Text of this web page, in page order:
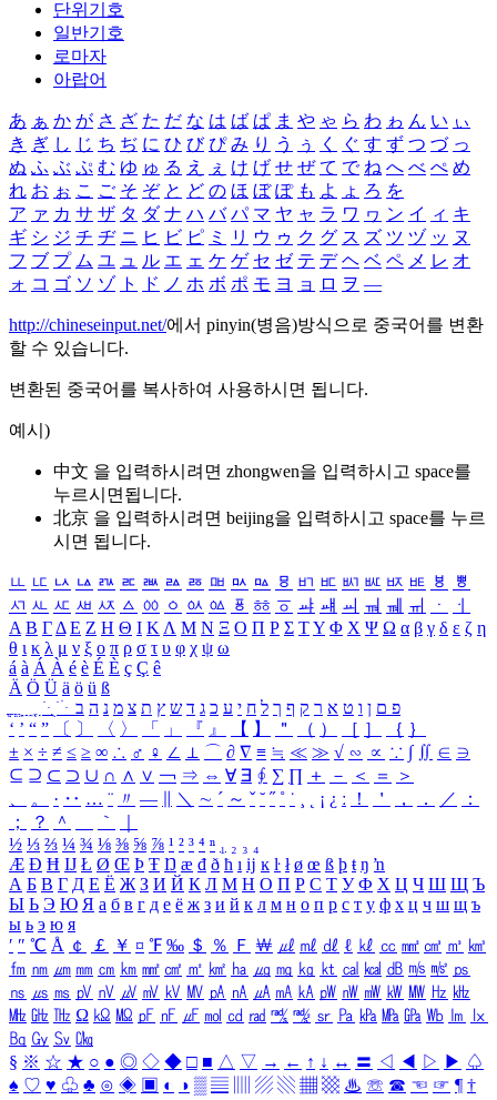
단위기호
일반기호
로마자
아랍어
あ ぁ か が さ ざ た だ な は ば ぱ ま や ゃ ら わ ゎ ん い ぃ
き ぎ し じ ち ぢ に ひ び ぴ み り う ぅ く ぐ す ず つ づ っ
ぬ ふ ぶ ぷ む ゆ ゅ る え ぇ け げ せ ぜ て で ね へ べ ぺ め
れ お ぉ こ ご そ ぞ と ど の ほ ぼ ぽ も よ ょ ろ を
ア ァ カ サ ザ タ ダ ナ ハ バ パ マ ヤ ャ ラ ワ ヮ ン イ ィ キ
ギ シ ジ チ ヂ ニ ヒ ビ ピ ミ リ ウ ゥ ク グ ス ズ ツ ヅ ッ ヌ
フ ブ プ ム ユ ュ ル エ ェ ケ ゲ セ ゼ テ デ ヘ ベ ペ メ レ オ
ォ コ ゴ ソ ゾ ト ド ノ ホ ボ ポ モ ヨ ョ ロ ヲ ―
http://chineseinput.net/에서 pinyin(병음)방식으로 중국어를 변환
할 수 있습니다.
변환된 중국어를 복사하여 사용하시면 됩니다.
예시)
中文 을 입력하시려면 zhongwen을 입력하시고 space를
누르시면됩니다.
北京 을 입력하시려면 beijing을 입력하시고 space를 누르
시면 됩니다.
ㅥ ㅦ ㅧ ㅨ ㅩ ㅪ ㅫ ㅬ ㅭ ㅮ ㅯ ㅰ ㅱ ㅲ ㅳ ㅴ ㅵ ㅶ ㅷ ㅸ
ㅹ
ㅺ ㅻ ㅼ ㅽ ㅾ ㅿ ㆀ ㆁ ㆂ ㆃ ㆄ ㆅ ㆆ ㆇ ㆈ ㆉ ㆊ ㆋ ㆌ ㆍ
ㆎ
Α Β ΓΔ Ε Ζ Η Θ Ι ΚΛ Μ Ν Ξ Ο Π Ρ Σ ΤΥ Φ Χ Ψ Ω α β γ δ ε ζ η
θ ι κ λ μ ν ξ ο π ρ σ τ υ φ χ ψ ω
á à Á À é è É È ç Ç ê
Ä Ö Ü ä ö ü ß
ִֶֹ ֻּ ׁׂ פ ם ן ו ט א ר ק ף ך ל ח י ע כ ג ד ש ץ ת צ מ נ ה ב
‘ ’ “ ” 〔 〕 〈 〉 「 」 『 』 【 】 ＂ （ ） ［ ］ ｛ ｝
± × ÷ ≠ ≤ ≥ ∞ ∴ ♂ ♀ ∠ ⊥ ⌒ ∂ ∇ ≡ ≒ ≪ ≫ √ ∽ ∝ ∵ ∫ ∬ ∈ ∋
⊆ ⊇ ⊂ ⊃ ∪ ∩ ∧ ∨ ￢ ⇒ ⇔ ∀ ∃ ∮ ∑ ∏ ＋ － ＜ ＝
＞
、
。 · ‥ … ¨ 〃 ― ＼ ∼ ´ ～ ˇ ˘ ˝ ˚ ˙ ¸ ¡ ¿ ː ！ ＇ ， ． ／
：
；
？ ＾ ｀
½ ⅓ ⅔ ¼ ¾ ⅛ ⅜ ⅝ ⅞ ¹ ² ³ ⁴ ⁿ ₁ ₂ ₃ ₄
Æ Ð Ħ Ĳ Ł Ø Œ Þ Ŧ Ŋ æ đ ð ħ ı ĳ ĸ ŀ ł ø œ ß þ ŧ ŋ ŉ
А Б В Г Д Е Ё Ж З И Й К Л М Н О П Р С Т У Ф Х Ц Ч Ш Щ Ъ
Ы Ь Э Ю Я а б в г д е ё ж з и й к л м н о п р с т у ф х ц ч ш щ ъ
ы ь э ю я
′ ″ ℃ Å ￠ ￡ ￥ ¤ ℉ ‰ ＄ ％ Ｆ ￦ ㎕ ㎖ ㎗ ℓ ㎘ ㏄ ㎣ ㎤ ㎥ ㎦
㎙ ㎚ ㎛ ㎜ ㎝ ㎞ ㎟ ㎠ ㎡ ㎢ ㏊ ㎍ ㎎ ㎏ ㏏ ㎈ ㎉ ㏈ ㎧ ㎨ ㎰
㎱ ㎲ ㎳ ㎴ ㎵ ㎶ ㎷ ㎸ ㎹ ㎀ ㎁ ㎂ ㎃ ㎄ ㎺ ㎻ ㎽ ㎾ ㎿ ㎐ ㎑
㎒ ㎓ ㎔ Ω ㏀ ㏁ ㎊ ㎋ ㎌ ㏖ ㏅ ㎭ ㎮ ㎯ ㏛ ㎩ ㎪ ㎫ ㎬ ㏝ ㏐
㏓
㏃ ㏉ ㏜ ㏆
§ ※ ☆ ★ ○ ● ◎ ◇ ◆ □ ■ △ ▽ → ← ↑ ↓ ↔ 〓 ◁ ◀ ▷ ▶ ♤
♠ ♡ ♥ ♧ ♣ ⊙ ◈ ▣ ◐ ◑ ▒ ▤ ▨ ▧ ▦ ▩ ♨ ☏ ☎ ☜ ☞ ¶ †